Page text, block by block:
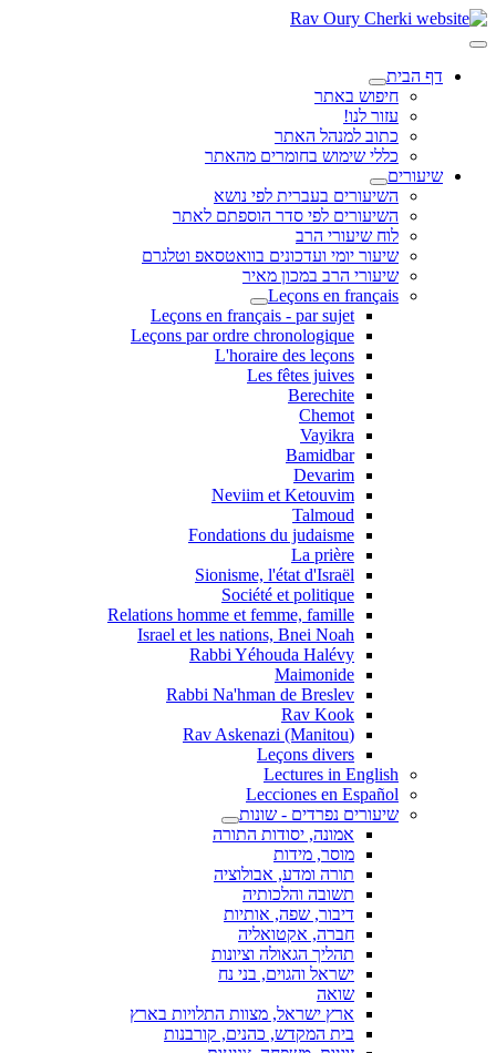
דף הבית
חיפוש באתר
עזור לנו!
כתוב למנהל האתר
כללי שימוש בחומרים מהאתר
שיעורים
השיעורים בעברית לפי נושא
השיעורים לפי סדר הוספתם לאתר
לוח שיעורי הרב
שיעור יומי ועדכונים בוואטסאפ וטלגרם
שיעורי הרב במכון מאיר
Leçons en français
Leçons en français - par sujet
Leçons par ordre chronologique
L'horaire des leçons
Les fêtes juives
Berechite
Chemot
Vayikra
Bamidbar
Devarim
Neviim et Ketouvim
Talmoud
Fondations du judaisme
La prière
Sionisme, l'état d'Israël
Société et politique
Relations homme et femme, famille
Israel et les nations, Bnei Noah
Rabbi Yéhouda Halévy
Maimonide
Rabbi Na'hman de Breslev
Rav Kook
(Rav Askenazi (Manitou
Leçons divers
Lectures in English
Lecciones en Español
שיעורים נפרדים - שונות
אמונה, יסודות התורה
מוסר, מידות
תורה ומדע, אבולוציה
תשובה והלכותיה
דיבור, שפה, אותיות
חברה, אקטואליה
תהליך הגאולה וציונות
ישראל והגוים, בני נח
שואה
ארץ ישראל, מצוות התלויות בארץ
בית המקדש, כהנים, קורבנות